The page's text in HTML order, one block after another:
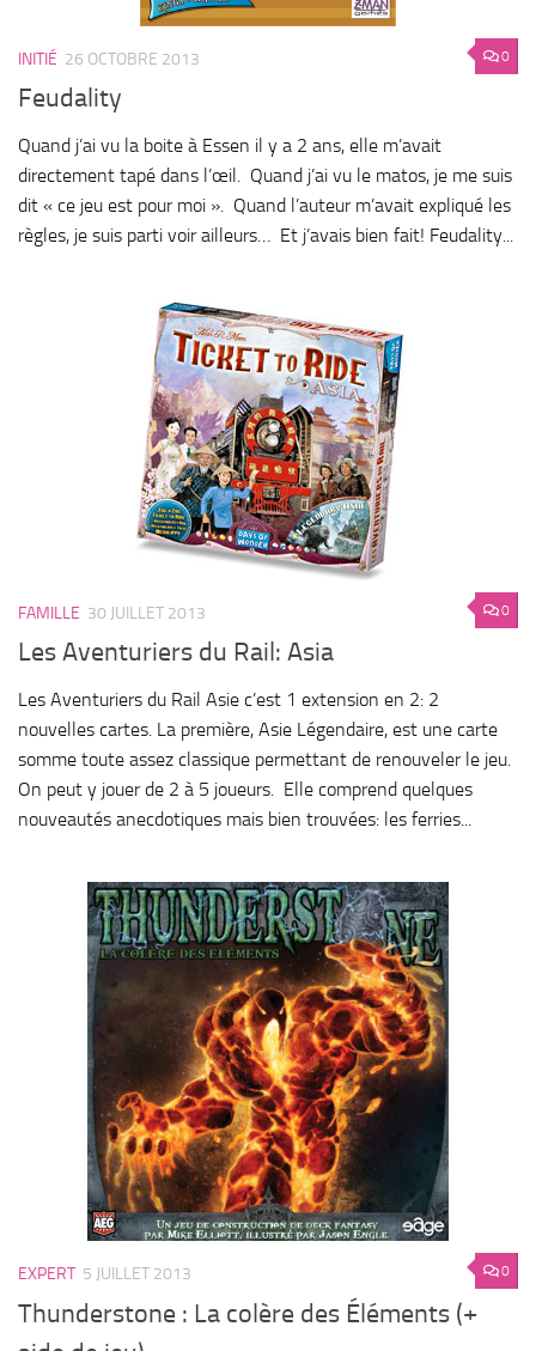
0
INITIÉ 26 OCTOBRE 2013
Feudality
Quand j’ai vu la boite à Essen il y a 2 ans, elle m’avait
directement tapé dans l’œil. Quand j’ai vu le matos, je me suis
dit « ce jeu est pour moi ». Quand l’auteur m’avait expliqué les
règles, je suis parti voir ailleurs… Et j’avais bien fait! Feudality...
0
FAMILLE 30 JUILLET 2013
Les Aventuriers du Rail: Asia
Les Aventuriers du Rail Asie c’est 1 extension en 2: 2
nouvelles cartes. La première, Asie Légendaire, est une carte
somme toute assez classique permettant de renouveler le jeu.
On peut y jouer de 2 à 5 joueurs. Elle comprend quelques
nouveautés anecdotiques mais bien trouvées: les ferries...
0
EXPERT 5 JUILLET 2013
Thunderstone : La colère des Éléments (+